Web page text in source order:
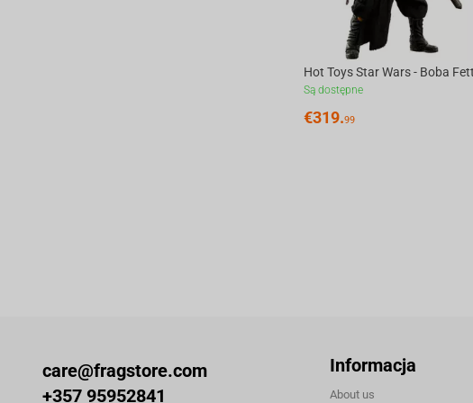
Są dostępne
€319.99
care@fragstore.com
+357 95952841
Informacja
About us